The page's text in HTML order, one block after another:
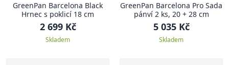
GreenPan Barcelona Black
Hrnec s poklicí 18 cm
2 699 Kč
Skladem
GreenPan Barcelona Pro Sada
pánví 2 ks, 20 + 28 cm
5 035 Kč
Skladem